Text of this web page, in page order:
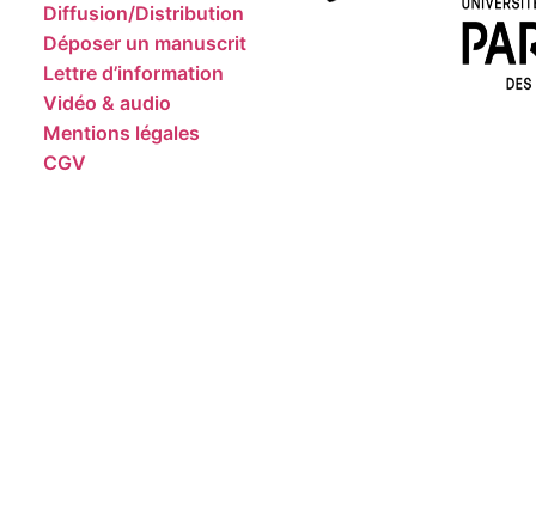
Diffusion/Distribution
Déposer un manuscrit
Lettre d’information
Vidéo & audio
Mentions légales
CGV